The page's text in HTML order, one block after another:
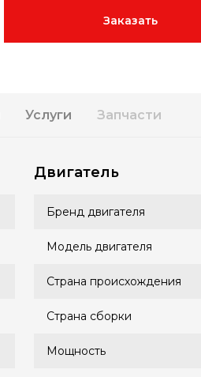
Заказать
Услуги Запчасти
Двигатель
Бренд двигателя
Модель двигателя
Страна происхождения
Страна сборки
Мощность